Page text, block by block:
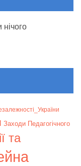
Заходи Педагогічного
та